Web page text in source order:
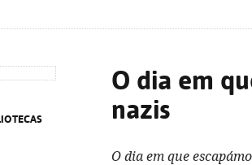
O dia em
nazis
O dia em que